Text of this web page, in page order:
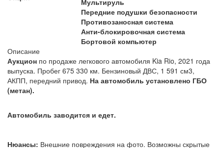
Передние подушки безопасности
Противозаносная система
Анти-блокировочная система
Бортовой компьютер
Описание
Аукцион по продаже легкового автомобиля Kia Rio, 2021 года
выпуска. Пробег 675 330 км. Бензиновый ДВС, 1 591 см3,
АКПП, передний привод. На автомобиль установлено ГБО
(метан).
Автомобиль заводится и едет.
Нюансы: Внешние повреждения на фото. Возможны скрытые